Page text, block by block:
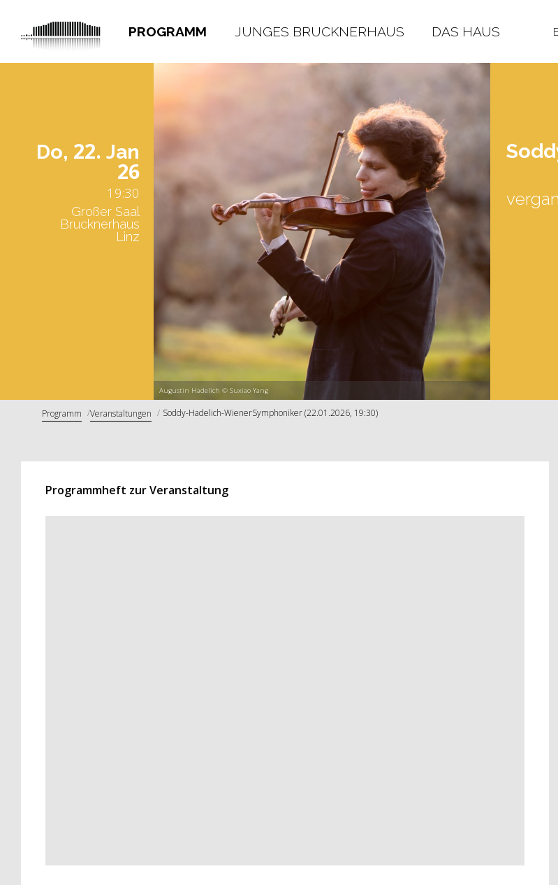
PROGRAMM JUNGES BRUCKNERHAUS DAS HAUS
Augustin Hadelich © Suxiao Yang
Do, 22. Jan
26
19:30
Großer Saal
Brucknerhaus
Linz
Programm Veranstaltungen Soddy-Hadelich-WienerSymphoniker (22.01.2026, 19:30)
Programmheft zur Veranstaltung